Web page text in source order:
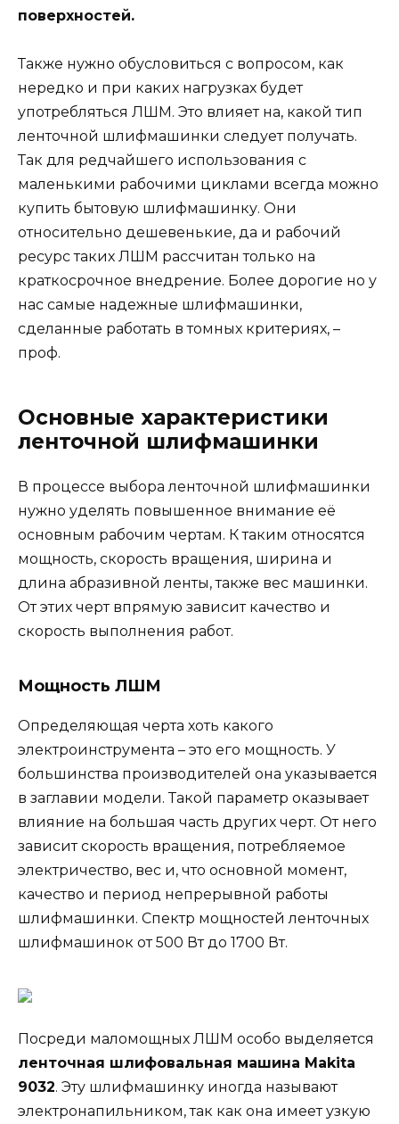
поверхностей.
Также нужно обусловиться с вопросом, как
нередко и при каких нагрузках будет
употребляться ЛШМ. Это влияет на, какой тип
ленточной шлифмашинки следует получать.
Так для редчайшего использования с
маленькими рабочими циклами всегда можно
купить бытовую шлифмашинку. Они
относительно дешевенькие, да и рабочий
ресурс таких ЛШМ рассчитан только на
краткосрочное внедрение. Более дорогие но у
нас самые надежные шлифмашинки,
сделанные работать в томных критериях, –
проф.
Основные характеристики
ленточной шлифмашинки
В процессе выбора ленточной шлифмашинки
нужно уделять повышенное внимание её
основным рабочим чертам. К таким относятся
мощность, скорость вращения, ширина и
длина абразивной ленты, также вес машинки.
От этих черт впрямую зависит качество и
скорость выполнения работ.
Мощность ЛШМ
Определяющая черта хоть какого
электроинструмента – это его мощность. У
большинства производителей она указывается
в заглавии модели. Такой параметр оказывает
влияние на большая часть других черт. От него
зависит скорость вращения, потребляемое
электричество, вес и, что основной момент,
качество и период непрерывной работы
шлифмашинки. Спектр мощностей ленточных
шлифмашинок от 500 Вт до 1700 Вт.
Посреди маломощных ЛШМ особо выделяется
ленточная шлифовальная машина Makita
9032. Эту шлифмашинку иногда называют
электронапильником, так как она имеет узкую